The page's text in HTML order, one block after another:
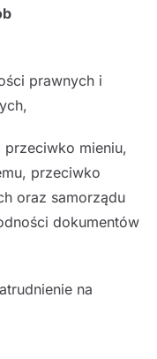
prawnych i
mieniu,
przeciwko
oraz samorządu
dokumentów
na